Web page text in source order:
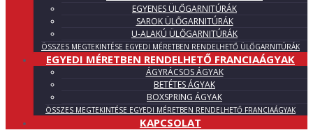
EGYENES ÜLŐGARNITÚRÁK
SAROK ÜLŐGARNITÚRÁK
U-ALAKÚ ÜLŐGARNITÚRÁK
ÖSSZES MEGTEKINTÉSE EGYEDI MÉRETBEN RENDELHETŐ ÜLŐGARNITÚRÁK
EGYEDI MÉRETBEN RENDELHETŐ FRANCIAÁGYAK
ÁGYRÁCSOS ÁGYAK
BETÉTES ÁGYAK
BOXSPRING ÁGYAK
ÖSSZES MEGTEKINTÉSE EGYEDI MÉRETBEN RENDELHETŐ FRANCIAÁGYAK
KAPCSOLAT